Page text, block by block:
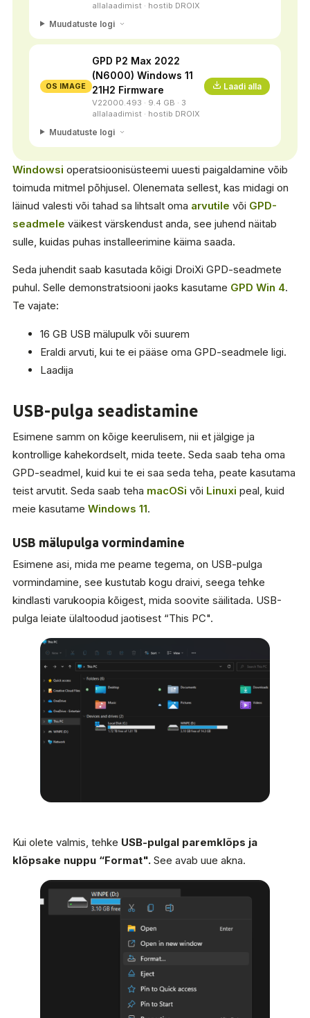
allalaadimist · hostib DROIX
Muudatuste logi
OS IMAGE
GPD P2 Max 2022
(N6000) Windows 11
21H2 Firmware
V22000.493 · 9.4 GB · 3
allalaadimist · hostib DROIX
Laadi alla
Muudatuste logi
Windowsi operatsioonisüsteemi uuesti paigaldamine võib
toimuda mitmel põhjusel. Olenemata sellest, kas midagi on
läinud valesti või tahad sa lihtsalt oma arvutile või GPD-
seadmele väikest värskendust anda, see juhend näitab
sulle, kuidas puhas installeerimine käima saada.
Seda juhendit saab kasutada kõigi DroiXi GPD-seadmete
puhul. Selle demonstratsiooni jaoks kasutame GPD Win 4.
Te vajate:
16 GB USB mälupulk või suurem
Eraldi arvuti, kui te ei pääse oma GPD-seadmele ligi.
Laadija
USB-pulga seadistamine
Esimene samm on kõige keerulisem, nii et jälgige ja
kontrollige kahekordselt, mida teete. Seda saab teha oma
GPD-seadmel, kuid kui te ei saa seda teha, peate kasutama
teist arvutit. Seda saab teha macOSi või Linuxi peal, kuid
meie kasutame Windows 11.
USB mälupulga vormindamine
Esimene asi, mida me peame tegema, on USB-pulga
vormindamine, see kustutab kogu draivi, seega tehke
kindlasti varukoopia kõigest, mida soovite säilitada. USB-
pulga leiate ülaltoodud jaotisest “This PC".
Kui olete valmis, tehke USB-pulgal paremklõps ja
klõpsake nuppu “Format". See avab uue akna.